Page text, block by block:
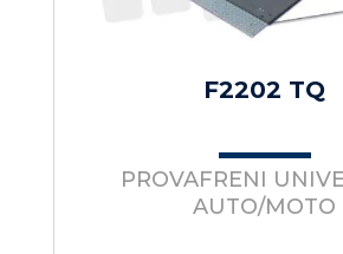
F2202 TQ
PROVAFRENI
AUTO/MOTO